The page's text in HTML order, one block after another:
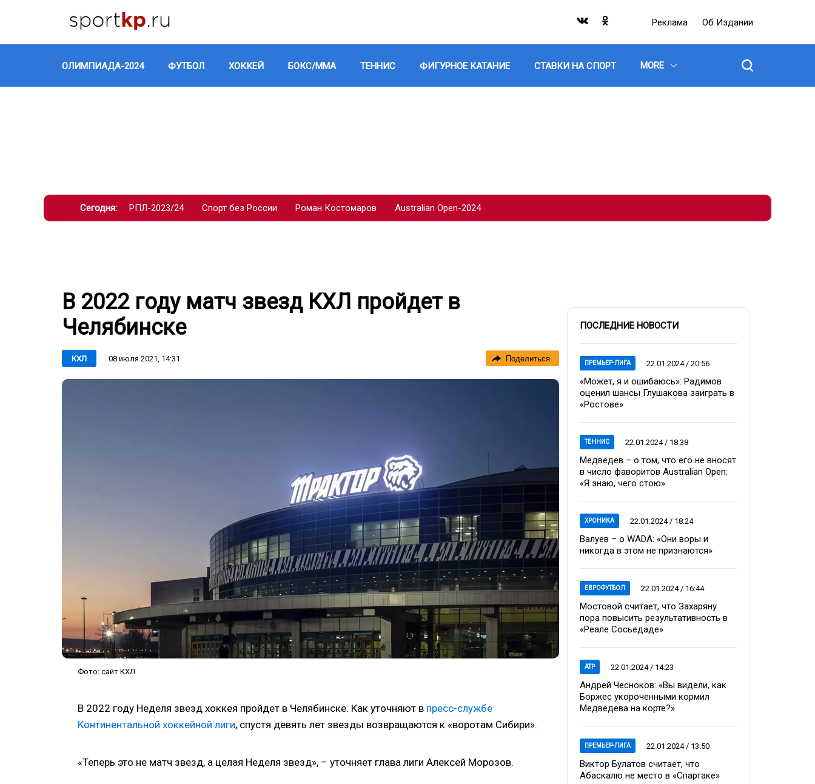
Реклама Об Издании
ОЛИМПИАДА-2024 ФУТБОЛ ХОККЕЙ БОКС/ММА ТЕННИС ФИГУРНОЕ КАТАНИЕ СТАВКИ НА СПОРТ MORE
Сегодня: РПЛ-2023/24 Спорт без России Роман Костомаров Australian Open-2024
В 2022 году матч звезд КХЛ пройдет в
Челябинске
КХЛ 08 июля 2021, 14:31 Поделиться
Фото: сайт КХЛ
В 2022 году Неделя звезд хоккея пройдет в Челябинске. Как уточняют в пресс-службе
Континентальной хоккейной лиги, спустя девять лет звезды возвращаются к «воротам Сибири».
«Теперь это не матч звезд, а целая Неделя звезд», – уточняет глава лиги Алексей Морозов.
ПОСЛЕДНИЕ НОВОСТИ
ПРЕМЬЕР-ЛИГА 22.01.2024 / 20:56
«Может, я и ошибаюсь»: Радимов
оценил шансы Глушакова заиграть в
«Ростове»
ТЕННИС 22.01.2024 / 18:38
Медведев – о том, что его не вносят
в число фаворитов Australian Open:
«Я знаю, чего стою»
ХРОНИКА 22.01.2024 / 18:24
Валуев – о WADA: «Они воры и
никогда в этом не признаются»
ЕВРОФУТБОЛ 22.01.2024 / 16:44
Мостовой считает, что Захаряну
пора повысить результативность в
«Реале Сосьедаде»
ATP 22.01.2024 / 14:23
Андрей Чесноков: «Вы видели, как
Боржес укороченными кормил
Медведева на корте?»
ПРЕМЬЕР-ЛИГА 22.01.2024 / 13:50
Виктор Булатов считает, что
Абаскалю не место в «Спартаке»